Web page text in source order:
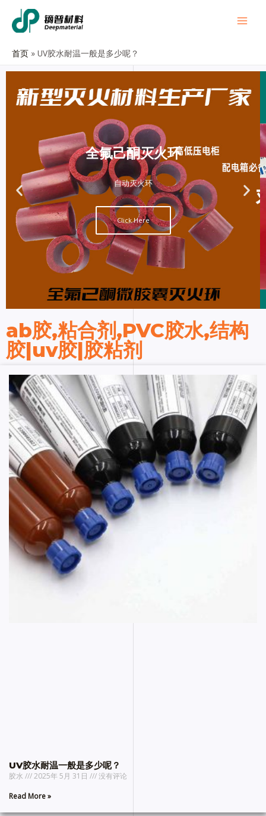
首页 UV胶水耐温一般是多少呢？
全氟己酮灭火环
自动灭火环
Click Here
ab胶,粘合剂,PVC胶水,结构
胶|uv胶|胶粘剂
UV胶水耐温一般是多少呢？
胶水 2025年 5月 31日
没有评论
Read More »